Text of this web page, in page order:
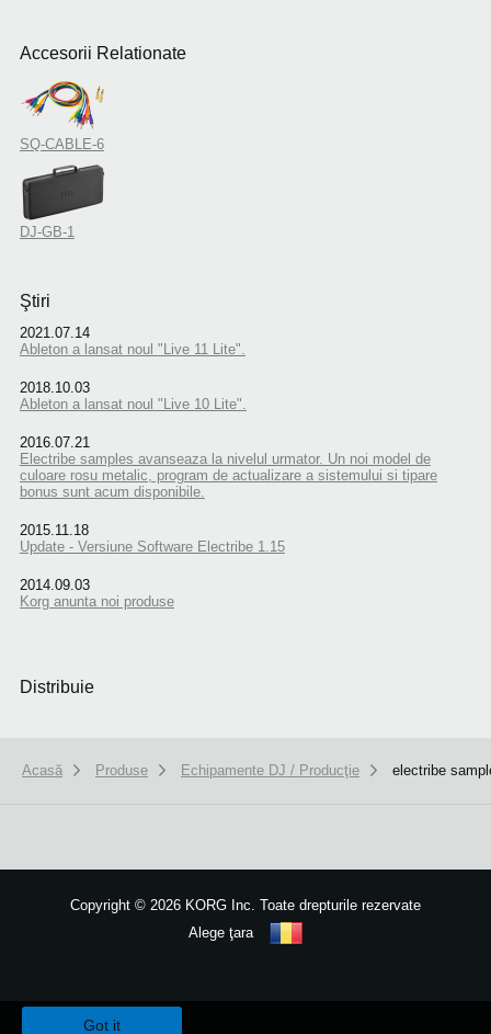
Accesorii Relationate
SQ-CABLE-6
DJ-GB-1
Ştiri
2021.07.14
Ableton a lansat noul "Live 11 Lite".
2018.10.03
Ableton a lansat noul "Live 10 Lite".
2016.07.21
Electribe samples avanseaza la nivelul urmator. Un noi model de
culoare rosu metalic, program de actualizare a sistemului si tipare
bonus sunt acum disponibile.
2015.11.18
Update - Versiune Software Electribe 1.15
2014.09.03
Korg anunta noi produse
Distribuie
Acasă Produse Echipamente DJ / Producţie electribe
Copyright © 2026 KORG Inc. Toate drepturile rezervate
Alege ţara
Got it